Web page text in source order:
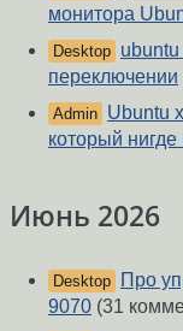
монитора
Desktop
переключении
Admin Ubuntu
который нигде
Июнь 2026
Desktop
Про
9070 (31